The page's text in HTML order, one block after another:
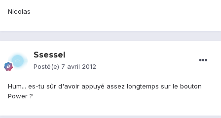
Nicolas
Ssessel
Posté(e) 7 avril 2012
Hum... es-tu sûr d'avoir appuyé assez longtemps sur le bouton
Power ?